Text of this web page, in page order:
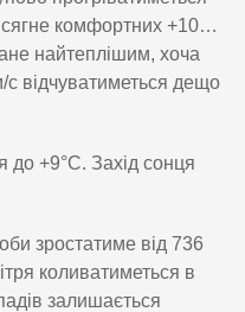
комфортних +10…
найтеплішим, хоча
с відчуватиметься дещо
до +9°C. Захід сонця
зростатиме від 736
коливатиметься в
залишається